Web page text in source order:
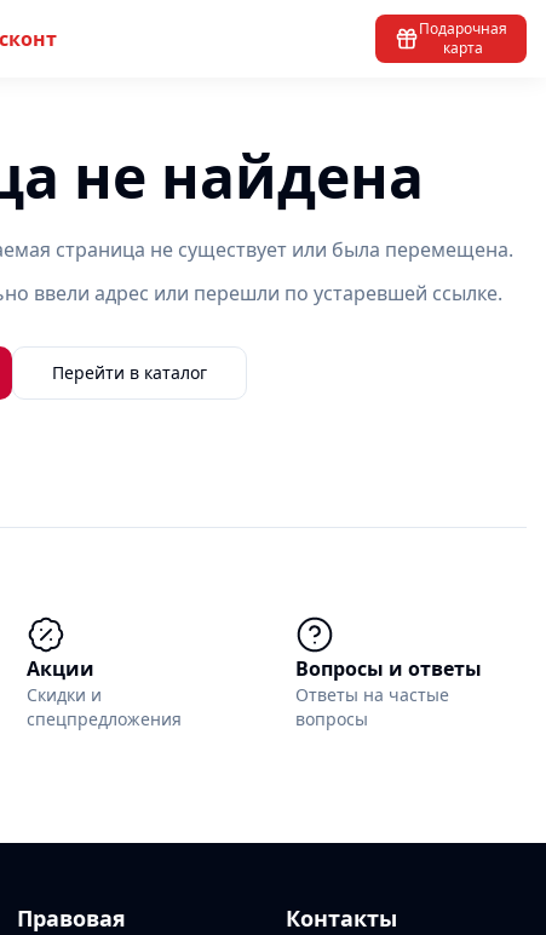
Подарочная
карта
не найдена
страница не существует или была перемещена.
ввели адрес или перешли по устаревшей ссылке.
Перейти в каталог
Акции
Скидки и
спецпредложения
Вопросы и ответы
Ответы на частые
вопросы
Правовая
Контакты